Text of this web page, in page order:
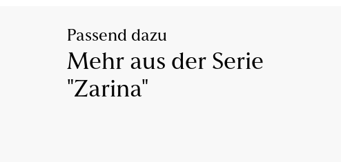
Passend dazu
Mehr aus der Serie
"Zarina"